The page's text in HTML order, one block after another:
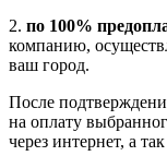
2. по 100%
компанию,
ваш город.
После
на оплату
через интернет, а